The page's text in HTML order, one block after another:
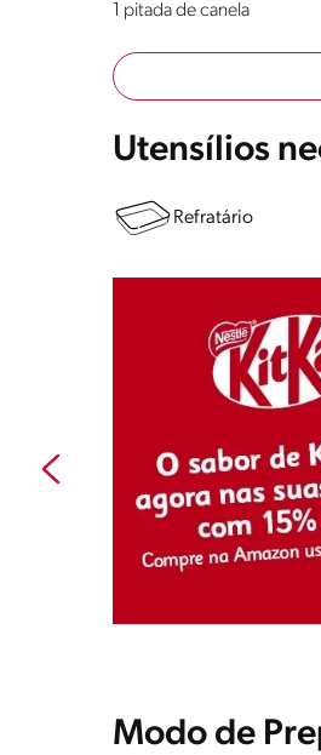
1 pitada de canela
Utensílios
Refratário
Modo de